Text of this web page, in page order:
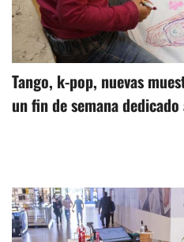
Tango, k-pop, nuevas
un fin de semana